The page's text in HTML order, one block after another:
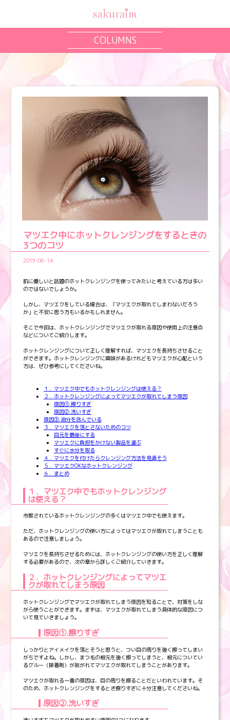
COLUMNS
マツエク中にホットクレンジングをするときの
3つのコツ
2019-06-14
肌に優しいと話題のホットクレンジングを使ってみたいと考えている方は多い
のではないでしょうか。
しかし、マツエクをしている場合は、「マツエクが取れてしまわないだろう
か」と不安に思う方もいるかもしれません。
そこで今回は、ホットクレンジングでマツエクが取れる原因や使用上の注意点
などについてご紹介します。
ホットクレンジングについて正しく理解すれば、マツエクを長持ちさせること
ができます。ホットクレンジングに興味があるけれどもマツエクが心配という
方は、ぜひ参考にしてくださいね。
１．マツエク中でもホットクレンジングは使える？
２．ホットクレンジングによってマツエクが取れてしまう原因
原因①.擦りすぎ
原因②.洗いすぎ
原因③.油分を含んでいる
３．マツエクを落とさないためのコツ
目元を最後にする
マツエクに負担をかけない製品を選ぶ
すぐに水分を取る
４．マツエクを付けたらクレンジング方法を見直そう
５．マツエクOKなホットクレンジング
６．まとめ
１．マツエク中でもホットクレンジング
は使える？
市販されているホットクレンジングの多くはマツエク中でも使えます。
ただ、ホットクレンジングの使い方によってはマツエクが取れてしまうことも
あるので注意しましょう。
マツエクを長持ちさせるためには、ホットクレンジングの使い方を正しく理解
する必要があるので、次の章から詳しくご紹介していきます。
２．ホットクレンジングによってマツエ
クが取れてしまう原因
ホットクレンジングでマツエクが取れてしまう原因を知ることで、対策をしな
がら使うことができます。まずは、マツエクが取れてしまう具体的な原因につ
いて見ていきましょう。
原因①.擦りすぎ
しっかりとアイメイクを落とそうと思うと、つい目の周りを強く擦ってしまい
がちですよね。しかし、まつ毛の根元を強く擦ってしまうと、根元についてい
るグルー（接着剤）が剥がれてマツエクが取れてしまうことがあります。
マツエクが取れる一番の原因は、目の周りを擦ることだといわれています。そ
のため、ホットクレンジングをするとき擦りすぎに十分注意してくださいね。
原因②.洗いすぎ